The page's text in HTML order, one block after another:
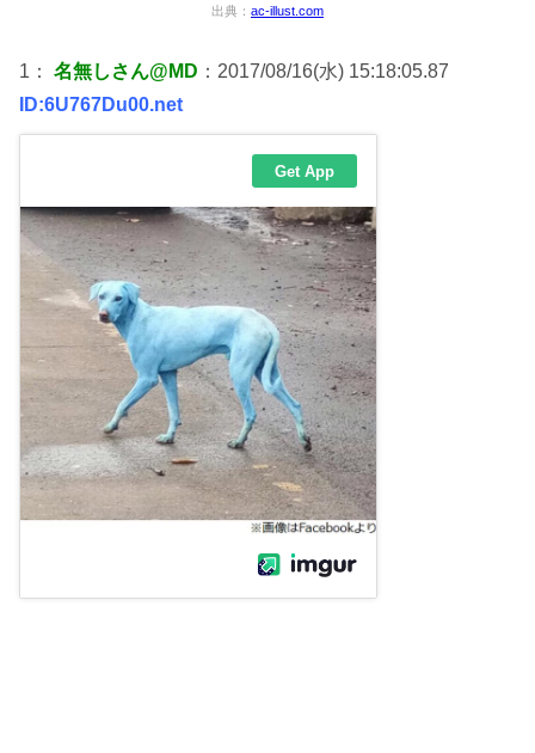
出典： ac-illust.com
1： 名無しさん@MD ：2017/08/16(水) 15:18:05.87
ID:6U767Du00.net